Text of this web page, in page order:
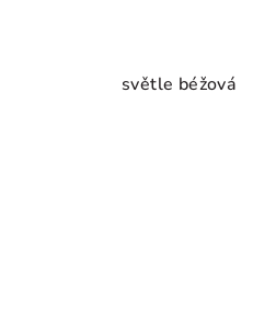
světle béžová